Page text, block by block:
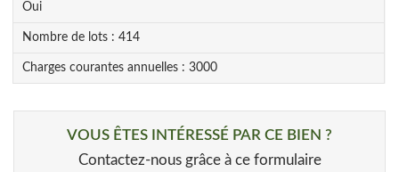
Oui
Nombre de lots : 414
Charges courantes annuelles : 3000
VOUS ÊTES INTÉRESSÉ PAR CE BIEN ?
Contactez-nous grâce à ce formulaire